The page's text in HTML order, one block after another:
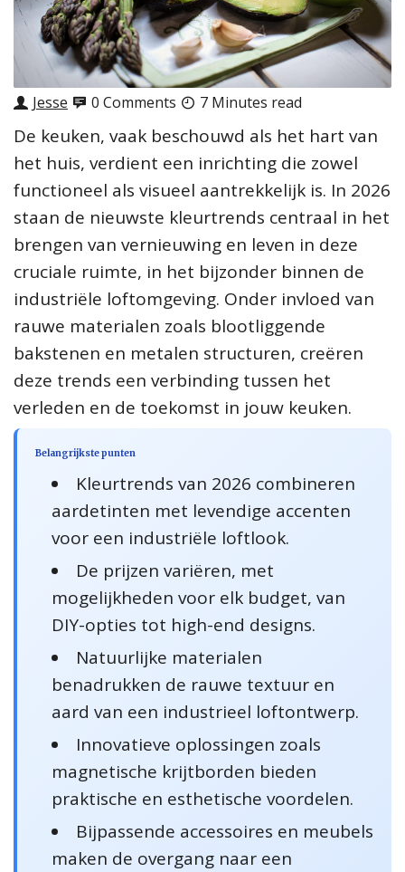
Jesse 0 Comments 7 Minutes read
De keuken, vaak beschouwd als het hart van
het huis, verdient een inrichting die zowel
functioneel als visueel aantrekkelijk is. In 2026
staan de nieuwste kleurtrends centraal in het
brengen van vernieuwing en leven in deze
cruciale ruimte, in het bijzonder binnen de
industriële loftomgeving. Onder invloed van
rauwe materialen zoals blootliggende
bakstenen en metalen structuren, creëren
deze trends een verbinding tussen het
verleden en de toekomst in jouw keuken.
Belangrijkste punten
Kleurtrends van 2026 combineren
aardetinten met levendige accenten
voor een industriële loftlook.
De prijzen variëren, met
mogelijkheden voor elk budget, van
DIY-opties tot high-end designs.
Natuurlijke materialen
benadrukken de rauwe textuur en
aard van een industrieel loftontwerp.
Innovatieve oplossingen zoals
magnetische krijtborden bieden
praktische en esthetische voordelen.
Bijpassende accessoires en meubels
maken de overgang naar een